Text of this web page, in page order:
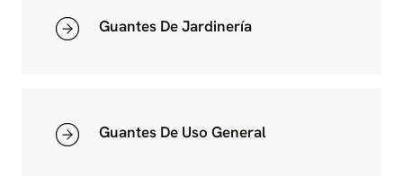
Guantes De Jardinería
Guantes De Uso General